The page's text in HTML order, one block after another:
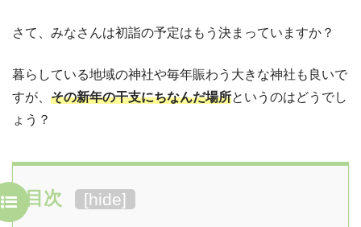
さて、みなさんは初詣の予定はもう決まっていますか？
暮らしている地域の神社や毎年賑わう大きな神社も良いで
すが、 その新年の干支にちなんだ場所というのはどうでし
ょう？
目次 [hide]